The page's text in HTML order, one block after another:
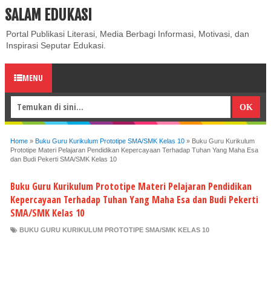
ABOUT CONTACT US
SALAM EDUKASI
Portal Publikasi Literasi, Media Berbagi Informasi, Motivasi, dan
Inspirasi Seputar Edukasi.
MENU
Home » Buku Guru Kurikulum Prototipe SMA/SMK Kelas 10 » Buku Guru Kurikulum
Prototipe Materi Pelajaran Pendidikan Kepercayaan Terhadap Tuhan Yang Maha Esa
dan Budi Pekerti SMA/SMK Kelas 10
Buku Guru Kurikulum Prototipe Materi Pelajaran Pendidikan
Kepercayaan Terhadap Tuhan Yang Maha Esa dan Budi Pekerti
SMA/SMK Kelas 10
BUKU GURU KURIKULUM PROTOTIPE SMA/SMK KELAS 10